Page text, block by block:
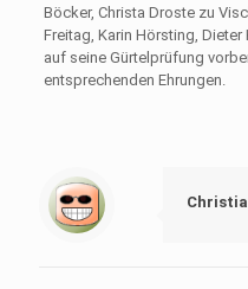
Böcker, Christa Droste zu
Freitag, Karin Hörsting,
auf seine Gürtelprüfung
entsprechenden Ehrungen.